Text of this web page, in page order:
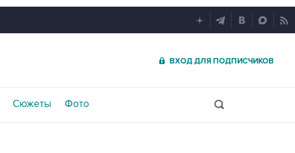
ВХОД ДЛЯ ПОДПИСЧИКОВ
Сюжеты Фото